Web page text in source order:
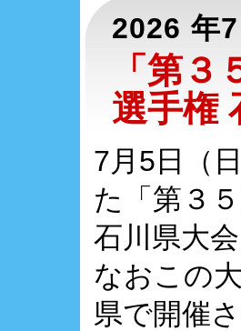
2026 年
「第
選手権
7月5日（
た「第３
石川県大
なおこの
県で開催